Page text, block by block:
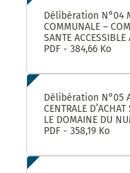
Délibération N°04
COMMUNALE –
SANTE
CONVENTION DE
APPROBATION ET
PDF - 384,66 Ko
Délibération N°05
CENTRALE
LE DOMAINE DU
TELECOMS
PDF - 358,19 Ko